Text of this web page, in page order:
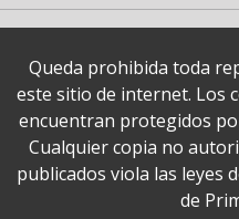
Queda prohibida toda
este sitio de internet. Los
encuentran protegidos
Cualquier copia no
publicados viola las leyes
de